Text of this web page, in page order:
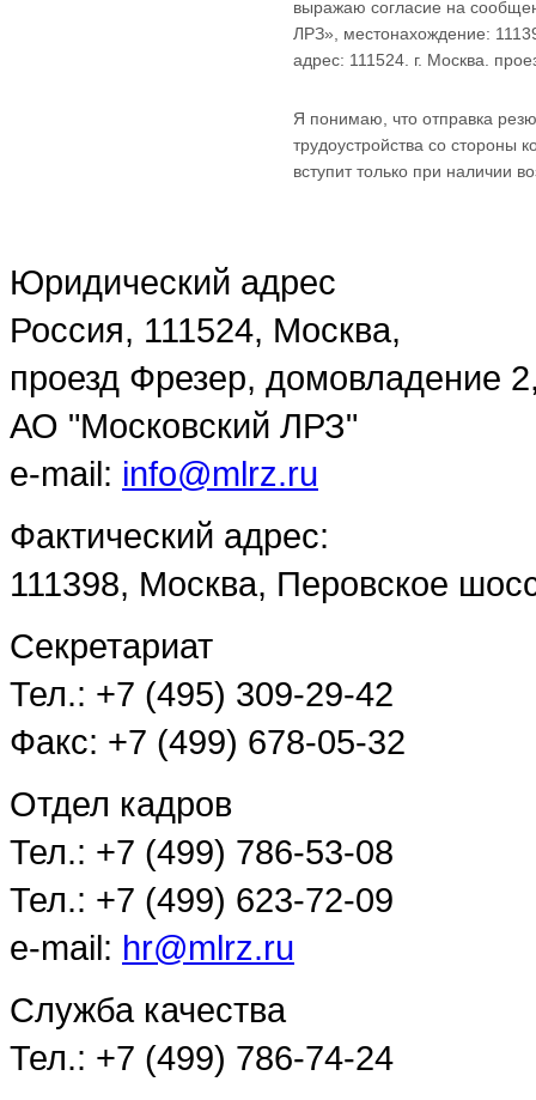
выражаю согласие на
ЛРЗ», местонахождение:
адрес: 111524. г. Москва.
Я понимаю, что отправка
трудоустройства со стороны
вступит только при наличии
Юридический адрес
Россия, 111524, Москва,
проезд Фрезер, домовладение
АО "Московский ЛРЗ"
e-mail: info@mlrz.ru
Фактический адрес:
111398, Москва, Перовское
Секретариат
Тел.: +7 (495) 309-29-42
Факс: +7 (499) 678-05-32
Отдел кадров
Тел.: +7 (499) 786-53-08
Тел.: +7 (499) 623-72-09
e-mail: hr@mlrz.ru
Служба качества
Тел.: +7 (499) 786-74-24